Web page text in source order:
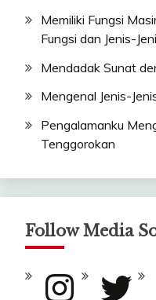
Memiliki Fungsi
Fungsi dan Jenis-
Mendadak Sunat
Mengenal Jenis-
Pengalamanku
Tenggorokan
Follow Media
Instagram Twitter